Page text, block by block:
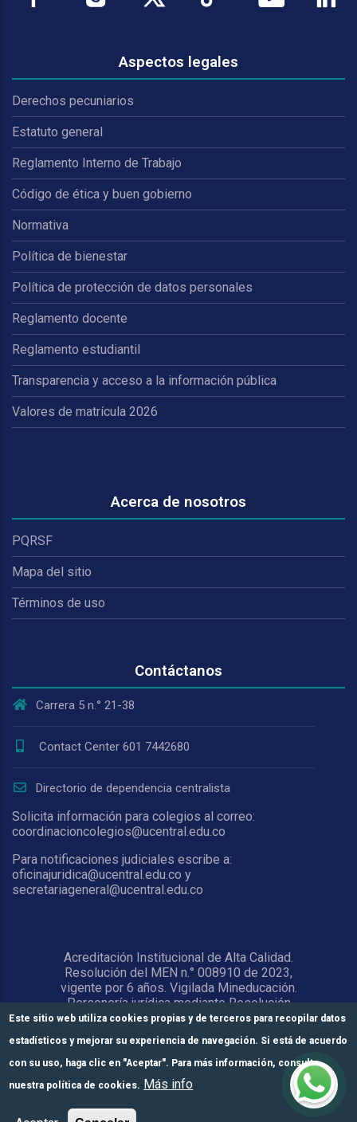
Aspectos legales
Derechos pecuniarios
Estatuto general
Reglamento Interno de Trabajo
Código de ética y buen gobierno
Normativa
Política de bienestar
Política de protección de datos personales
Reglamento docente
Reglamento estudiantil
Transparencia y acceso a la información pública
Valores de matrícula 2026
Acerca de nosotros
PQRSF
Mapa del sitio
Términos de uso
Contáctanos
Carrera 5 n.° 21-38
Contact Center 601 7442680
Directorio de dependencia centralista
Solicita información para colegios al correo:
coordinacioncolegios@ucentral.edu.co
Para notificaciones judiciales escribe a:
oficinajuridica@ucentral.edu.co y
secretariageneral@ucentral.edu.co
Acreditación Institucional de Alta Calidad.
Resolución del MEN n.° 008910 de 2023,
vigente por 6 años. Vigilada Mineducación.
Personería jurídica mediante Resolución
1876 del 5 de junio de 1967. Reconocida
como Universidad por el Ministerio de
Educación Nacional mediante Resolución
15818 del 31 de octubre de 1978.
© Universidad Central 2026
Formulario de
Este sitio web utiliza cookies propias y de terceros para recopilar datos
estadísticos y mejorar su experiencia de navegación. Si está de acuerdo
con su uso, haga clic en "Aceptar". Para más información, consulte
nuestra política de cookies. Más info